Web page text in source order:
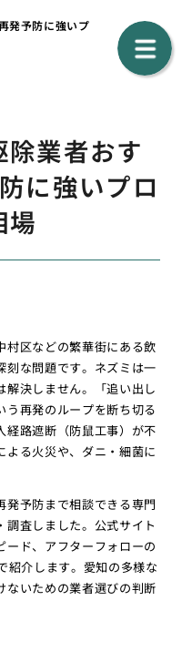
発予防に強いプ
業者おす
に強いプロ
場
村区などの繁華街にある飲
刻な問題です。ネズミは一
解決しません。「追い出し
う再発のループを断ち切る
経路遮断（防鼠工事）が不
よる火災や、ダニ・細菌に
発予防まで相談できる専門
査しました。公式サイト
ード、アフターフォローの
紹介します。愛知の多様な
ないための業者選びの判断